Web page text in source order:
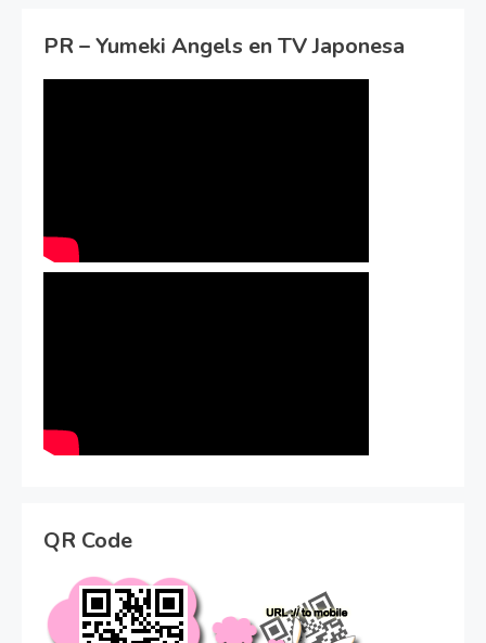
PR – Yumeki Angels en TV Japonesa
QR Code